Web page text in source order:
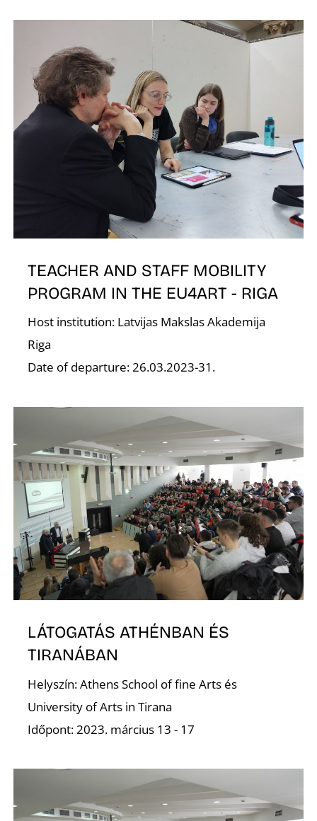
TEACHER AND STAFF MOBILITY
PROGRAM IN THE EU4ART - RIGA
Host institution: Latvijas Makslas Akademija
Riga
Date of departure: 26.03.2023-31.
LÁTOGATÁS ATHÉNBAN ÉS
TIRANÁBAN
Helyszín: Athens School of fine Arts és
University of Arts in Tirana
Időpont: 2023. március 13 - 17